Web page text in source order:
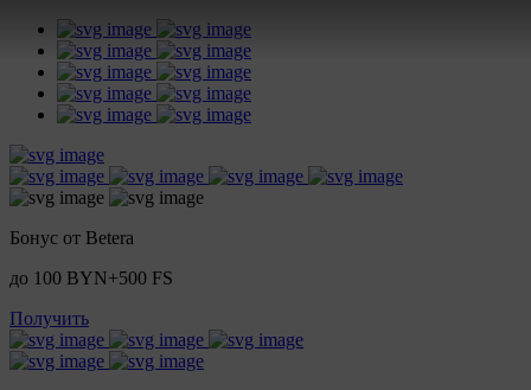
Бонус от Betera
до 100 BYN+500 FS
Получить